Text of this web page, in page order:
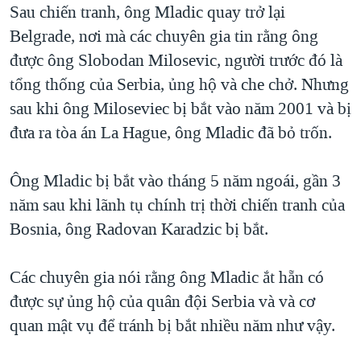
Sau chiến tranh, ông Mladic quay trở lại
Belgrade, nơi mà các chuyên gia tin rằng ông
được ông Slobodan Milosevic, người trước đó là
tổng thống của Serbia, ủng hộ và che chở. Nhưng
sau khi ông Miloseviec bị bắt vào năm 2001 và bị
đưa ra tòa án La Hague, ông Mladic đã bỏ trốn.
Ông Mladic bị bắt vào tháng 5 năm ngoái, gần 3
năm sau khi lãnh tụ chính trị thời chiến tranh của
Bosnia, ông Radovan Karadzic bị bắt.
Các chuyên gia nói rằng ông Mladic ắt hẵn có
được sự ủng hộ của quân đội Serbia và và cơ
quan mật vụ để tránh bị bắt nhiều năm như vậy.